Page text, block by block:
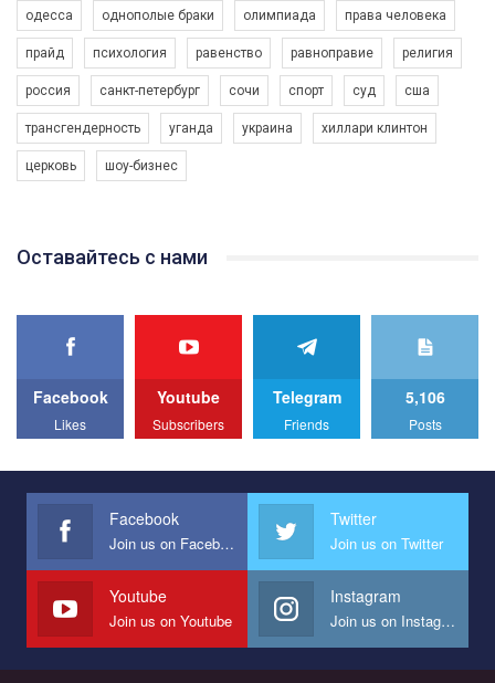
6/30/2017
Емоційний та вражаючий промо-ролік на конкурс PACT, який
представляє програму "Гей-альянс Україна" з протидії
насильству проти ЛГБТ в Україні.
Ми просимо вашої підтримки, щоб реалізувати нашу
програму з боротьби з насильством проти ЛГБТ в Україні.
Якщо ти хочеш підтримати нас - просто натисни "лайк" під
best video, representing programme for the development of
We appeal to your support and ask to help us implement our plan
All you have to do is to press "Like" below the video.
Эмоционально сильный ролик от команды "Гей-альянс
представляющий программу развития организации.
Мы просим вас поддержать нас и помочь нам реализовать
наш план по борьбе с насилием и дискриминацией на почве
СОГИ в Украине.
Все, что вам нужно сделать - это зайти на наш канал YouTube
по этой ссылке и поставить лайк под видео.
1.9K Просмотров • 226 Нравится • 5 Комментариев
одесса однополые браки олимпиада права человека
прайд психология равенство равноправие религия
россия санкт-петербург сочи спорт суд сша
трансгендерность уганда украина хиллари клинтон
церковь шоу-бизнес
Оставайтесь с нами
Facebook
Likes
Youtube
Subscribers
Telegram
Friends
5,106
Posts
Facebook
Join us on Facebook
Twitter
Join us on Twitter
Youtube
Join us on Youtube
Instagram
Join us on Instagram